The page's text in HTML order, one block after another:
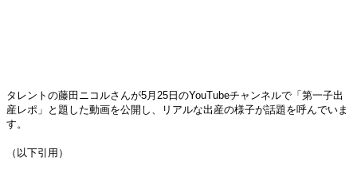
タレントの藤田ニコルさんが5月25日のYouTubeチャンネルで「第一子出
産レポ」と題した動画を公開し、リアルな出産の様子が話題を呼んでいま
す。
（以下引用）